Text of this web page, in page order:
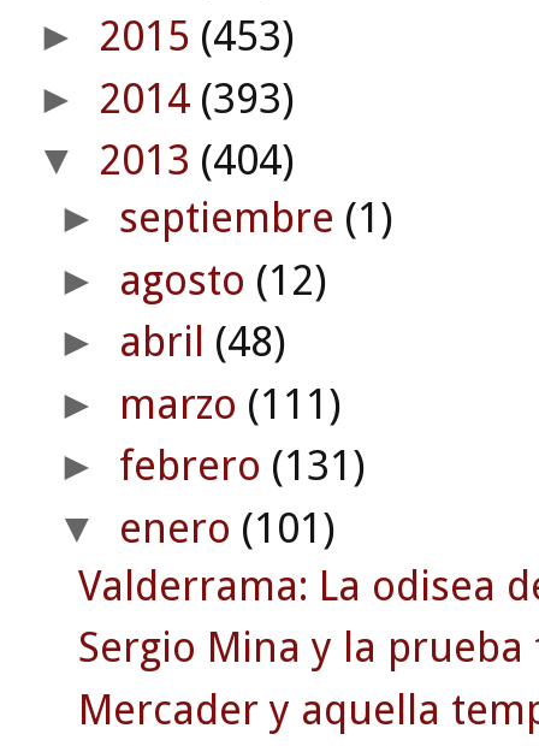
► 2015 (453)
► 2014 (393)
▼ 2013 (404)
► septiembre (1)
► agosto (12)
► abril (48)
► marzo (111)
► febrero (131)
▼ enero (101)
Valderrama: La odisea
Sergio Mina y la
Mercader y aquella